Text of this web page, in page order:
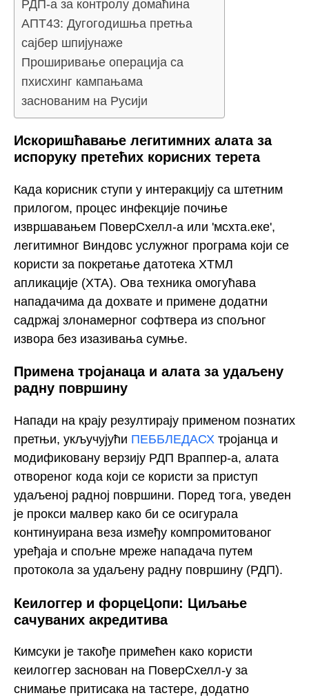
РДП-а за контролу домаћина
АПТ43: Дугогодишња претња
сајбер шпијунаже
Проширивање операција са
пхисхинг кампањама
заснованим на Русији
Искоришћавање легитимних алата за
испоруку претећих корисних терета
Када корисник ступи у интеракцију са штетним
прилогом, процес инфекције почиње
извршавањем ПоверСхелл-а или 'мсхта.еке',
легитимног Виндовс услужног програма који се
користи за покретање датотека ХТМЛ
апликације (ХТА). Ова техника омогућава
нападачима да дохвате и примене додатни
садржај злонамерног софтвера из спољног
извора без изазивања сумње.
Примена тројанаца и алата за удаљену
радну површину
Напади на крају резултирају применом познатих
претњи, укључујући ПЕББЛЕДАСХ тројанца и
модификовану верзију РДП Враппер-а, алата
отвореног кода који се користи за приступ
удаљеној радној површини. Поред тога, уведен
је прокси малвер како би се осигурала
континуирана веза између компромитованог
уређаја и спољне мреже нападача путем
протокола за удаљену радну површину (РДП).
Кеилоггер и форцеЦопи: Циљање
сачуваних акредитива
Кимсуки је такође примећен како користи
кеилоггер заснован на ПоверСхелл-у за
снимање притисака на тастере, додатно